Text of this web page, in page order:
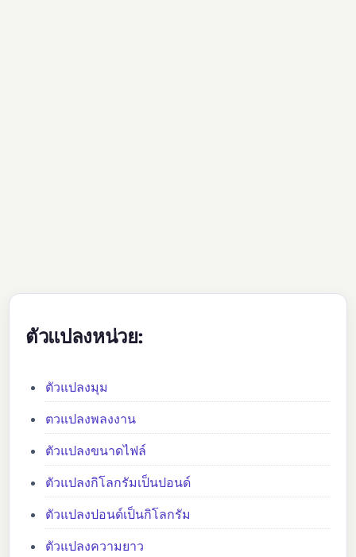
ตัวแปลงหน่วย:
ตัวแปลงมุม
ตวแปลงพลงงาน
ตัวแปลงขนาดไฟล์
ตัวแปลงกิโลกรัมเป็นปอนด์
ตัวแปลงปอนด์เป็นกิโลกรัม
ตัวแปลงความยาว